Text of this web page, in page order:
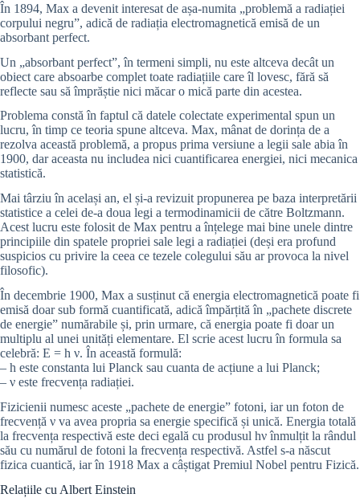
În 1894, Max a devenit interesat de așa-numita „problemă a radiației
corpului negru”, adică de radiația electromagnetică emisă de un
absorbant perfect.
Un „absorbant perfect”, în termeni simpli, nu este altceva decât un
obiect care absoarbe complet toate radiațiile care îl lovesc, fără să
reflecte sau să împrăștie nici măcar o mică parte din acestea.
Problema constă în faptul că datele colectate experimental spun un
lucru, în timp ce teoria spune altceva. Max, mânat de dorința de a
rezolva această problemă, a propus prima versiune a legii sale abia în
1900, dar aceasta nu includea nici cuantificarea energiei, nici mecanica
statistică.
Mai târziu în același an, el și-a revizuit propunerea pe baza interpretării
statistice a celei de-a doua legi a termodinamicii de către Boltzmann.
Acest lucru este folosit de Max pentru a înțelege mai bine unele dintre
principiile din spatele propriei sale legi a radiației (deși era profund
suspicios cu privire la ceea ce tezele colegului său ar provoca la nivel
filosofic).
În decembrie 1900, Max a susținut că energia electromagnetică poate fi
emisă doar sub formă cuantificată, adică împărțită în „pachete discrete
de energie” numărabile și, prin urmare, că energia poate fi doar un
multiplu al unei unități elementare. El scrie acest lucru în formula sa
celebră: E = h ν. În această formulă:
– h este constanta lui Planck sau cuanta de acțiune a lui Planck;
– ν este frecvența radiației.
Fizicienii numesc aceste „pachete de energie” fotoni, iar un foton de
frecvență ν va avea propria sa energie specifică și unică. Energia totală
la frecvența respectivă este deci egală cu produsul hν înmulțit la rândul
său cu numărul de fotoni la frecvența respectivă. Astfel s-a născut
fizica cuantică, iar în 1918 Max a câștigat Premiul Nobel pentru Fizică.
Relațiile cu Albert Einstein